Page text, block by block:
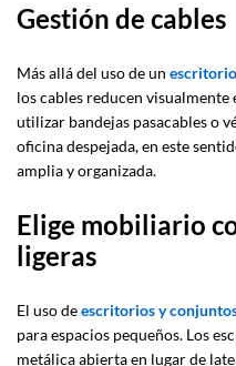
Gestión de cables
Más allá del uso de un
los cables reducen visualmente
utilizar bandejas pasacables o
oficina despejada, en este
amplia y organizada.
Elige mobiliario
ligeras
El uso deescritorios y
para espacios pequeños. Los
metálica abierta en lugar de